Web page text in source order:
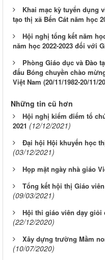
Khai mạc kỳ tuyển dụng
tạo thị xã Bến Cát năm học
Hội nghị tổng kết năm
năm học 2022-2023 đối với
Phòng Giáo dục và Đào
đấu Bóng chuyền chào
Việt Nam (20/11/1982-20/11/
Những tin cũ hơn
Hội nghị kiểm điểm tổ
2021 (12/12/2021)
Đại hội Hội khuyến học
(03/12/2021)
Họp mặt ngày nhà giáo
Tổng kết hội thị Giáo
(09/03/2021)
Hội thi giáo viên dạy giỏi
(22/12/2020)
Xây dựng trường Mầm
(10/07/2020)